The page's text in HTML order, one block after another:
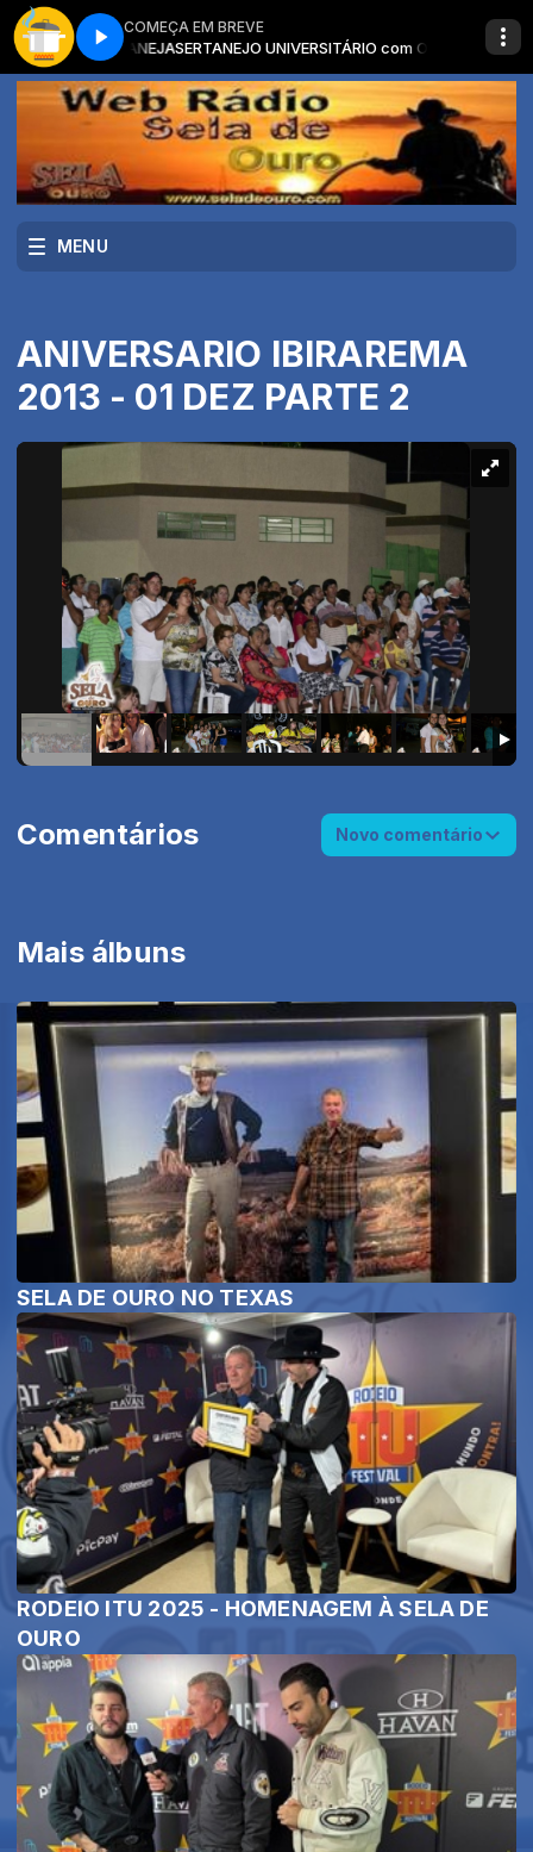
Sabor no ar - Completo
COMEÇA EM BREVE
SERTANEJASERTANEJO UNIVERSITÁRIO com O MELHOR DA
MENU
ANIVERSARIO IBIRAREMA
2013 - 01 DEZ PARTE 2
Mais álbuns
SELA DE OURO NO TEXAS
RODEIO ITU 2025 - HOMENAGEM À SELA DE
OURO
Comentários Novo comentário